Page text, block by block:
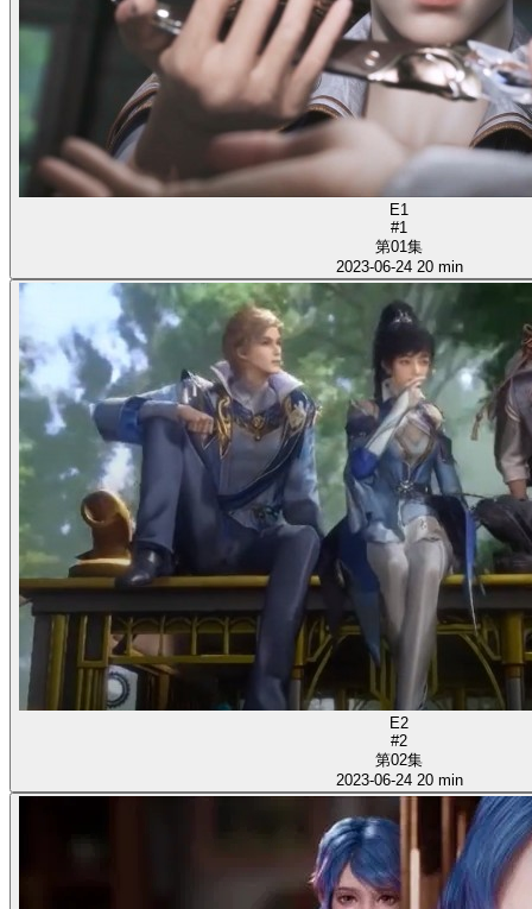
E1
#1
第01集
2023-06-24 20 min
E2
#2
第02集
2023-06-24 20 min